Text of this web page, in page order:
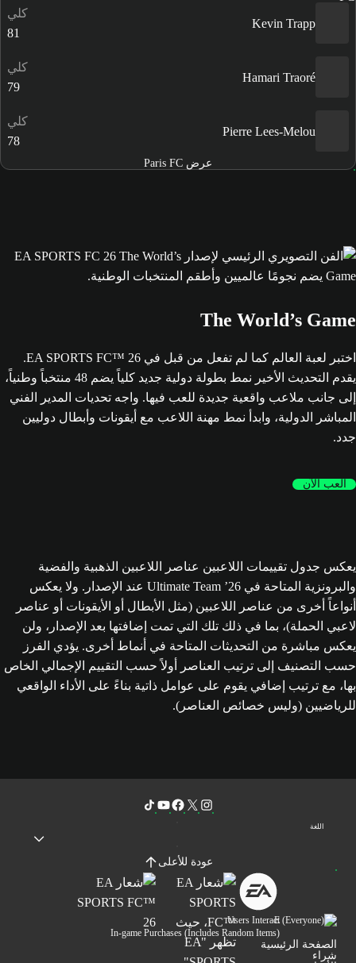
Kevin Trapp
كلي
81
Hamari Traoré
كلي
79
Pierre Lees-Melou
كلي
78
عرض Paris FC
The World’s Game
اختبر لعبة العالم كما لم تفعل من قبل في EA SPORTS FC™ 26.
يقدم التحديث الأخير نمط بطولة دولية جديد كلياً يضم 48 منتخباً وطنياً،
إلى جانب ملاعب واقعية جديدة للعب فيها. واجه تحديات المدير الفني
المباشر الدولية، وابدأ نمط مهنة اللاعب مع أيقونات وأبطال دوليين
جدد.
العب الآن
يعكس جدول تقييمات اللاعبين عناصر اللاعبين الذهبية والفضية
والبرونزية المتاحة في Ultimate Team ’26 عند الإصدار. ولا يعكس
أنواعاً أخرى من عناصر اللاعبين (مثل الأبطال أو الأيقونات أو عناصر
لاعبي الحملة)، بما في ذلك تلك التي تمت إضافتها بعد الإصدار، ولن
يعكس مباشرة من التحديثات المتاحة في أنماط أخرى. يؤدي الفرز
حسب التصنيف إلى ترتيب العناصر أولاً حسب التقييم الإجمالي الخاص
بها، مع ترتيب إضافي يقوم على عوامل ذاتية بناءً على الأداء الواقعي
للرياضيين (وليس خصائص العناصر).
اللغة
عودة للأعلى
Users Interact
In-game Purchases (Includes Random Items)
الصفحة الرئيسية
شراء